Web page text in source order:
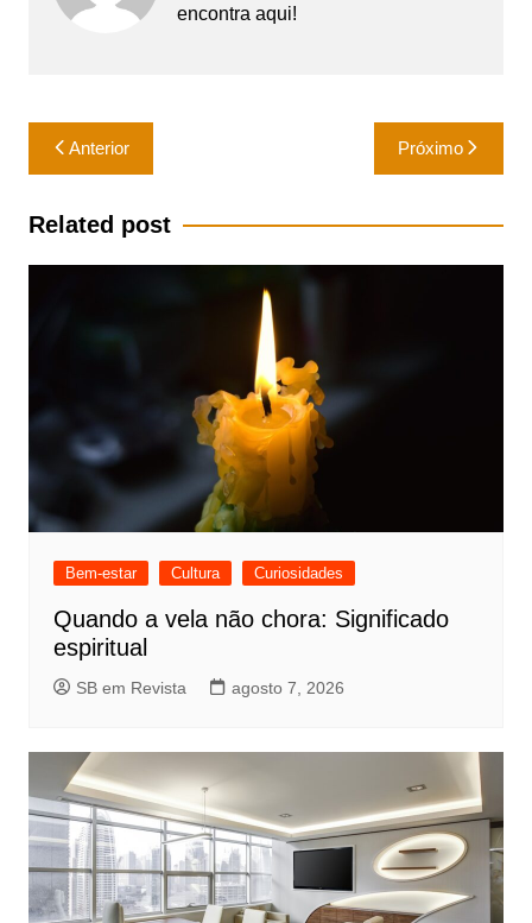
encontra aqui!
Navegação
de
Post
Anterior Próximo
Related post
Bem-estar Cultura Curiosidades
Quando a vela não chora: Significado
espiritual
SB em Revista agosto 7, 2026